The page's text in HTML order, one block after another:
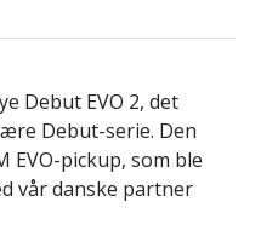
Debut EVO 2, det
Debut-serie. Den
EVO-pickup, som ble
vår danske partner